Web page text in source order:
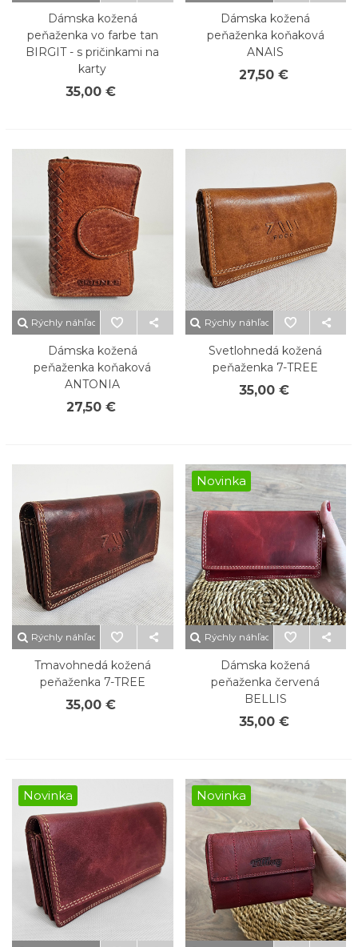
Dámska kožená
peňaženka vo farbe tan
BIRGIT - s pričinkami na
karty
35,00 €
Dámska kožená
peňaženka koňaková
ANAIS
27,50 €
Rýchly náhľad
Dámska kožená
peňaženka koňaková
ANTONIA
27,50 €
Rýchly náhľad
Svetlohnedá kožená
peňaženka 7-TREE
35,00 €
Rýchly náhľad
Tmavohnedá kožená
peňaženka 7-TREE
35,00 €
Novinka
Rýchly náhľad
Dámska kožená
peňaženka červená
BELLIS
35,00 €
Novinka Novinka